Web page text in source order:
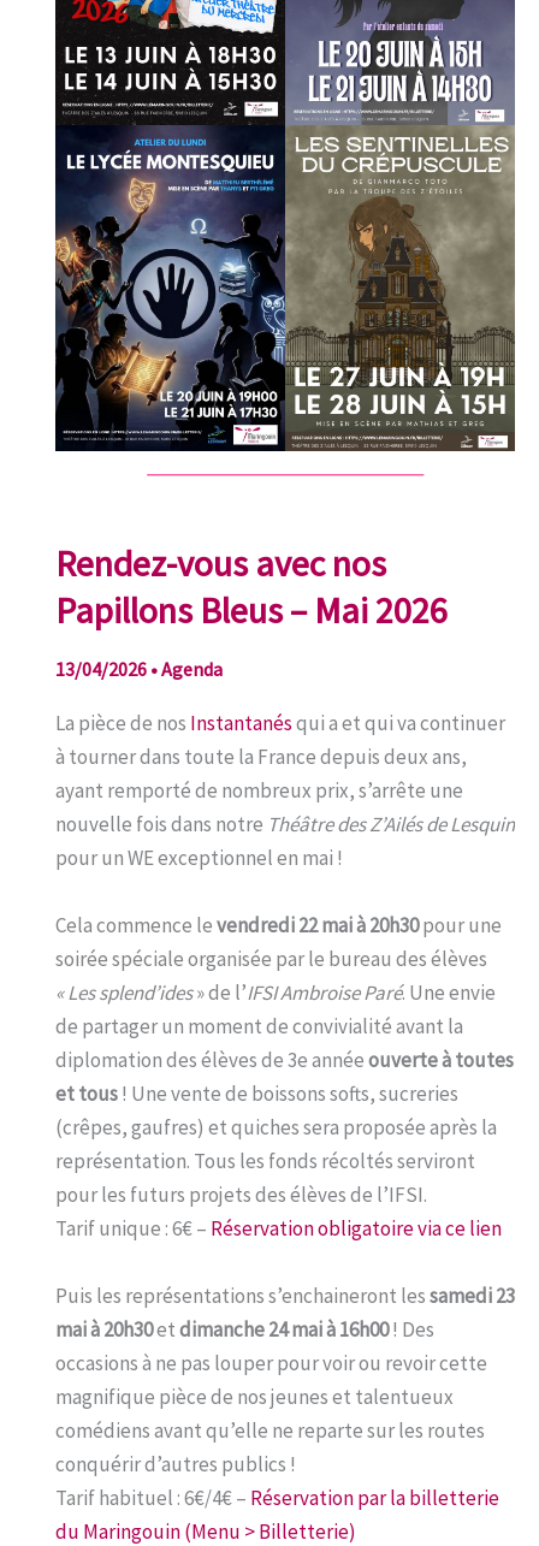
Rendez-vous avec nos
Papillons Bleus – Mai 2026
13/04/2026 •Agenda
La pièce de nos Instantanésqui a et qui va continuer
à tourner dans toute la France depuis deux ans,
ayant remporté de nombreux prix, s’arrête une
nouvelle fois dans notre Théâtre des Z’Ailés de Lesquin
pour un WE exceptionnel en mai !
Cela commence levendredi 22 mai à 20h30pour une
soirée spéciale organisée par le bureau des élèves
« Les splend’ides» de l’IFSI Ambroise Paré. Une envie
de partager un moment de convivialité avant la
diplomation des élèves de 3e annéeouverte à toutes
et tous! Une vente de boissons softs, sucreries
(crêpes, gaufres) et quiches sera proposée après la
représentation. Tous les fonds récoltés serviront
pour les futurs projets des élèves de l’IFSI.
Tarif unique : 6€ – Réservation obligatoire via ce lien
Puis les représentations s’enchaineront lessamedi 23
mai à 20h30etdimanche 24 mai à 16h00! Des
occasions à ne pas louper pour voir ou revoir cette
magnifique pièce de nos jeunes et talentueux
comédiens avant qu’elle ne reparte sur les routes
conquérir d’autres publics !
Tarif habituel : 6€/4€ – Réservation par la billetterie
du Maringouin (Menu > Billetterie)